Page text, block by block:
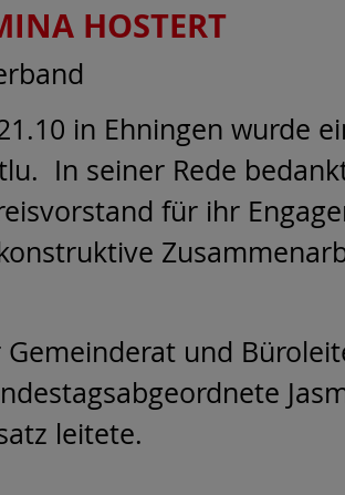
HOSTERT
in Ehningen wurde
In seiner Rede
für ihr
und
leitete.